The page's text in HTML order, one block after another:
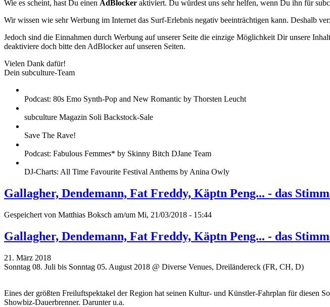
Wie es scheint, hast Du einen AdBlocker aktiviert. Du würdest uns sehr helfen, wenn Du ihn für
Wir wissen wie sehr Werbung im Internet das Surf-Erlebnis negativ beeinträchtigen kann. Deshalb
Jedoch sind die Einnahmen durch Werbung auf unserer Seite die einzige Möglichkeit Dir unsere
deaktiviere doch bitte den AdBlocker auf unseren Seiten.
Vielen Dank dafür!
Dein subculture-Team
Podcast: 80s Emo Synth-Pop and New Romantic by Thorsten Leucht
subculture Magazin Soli Backstock-Sale
Save The Rave!
Podcast: Fabulous Femmes* by Skinny Bitch DJane Team
DJ-Charts: All Time Favourite Festival Anthems by Anina Owly
Gallagher, Dendemann, Fat Freddy, Käptn Peng... - das
Gespeichert von Matthias Boksch am/um Mi, 21/03/2018 - 15:44
Gallagher, Dendemann, Fat Freddy, Käptn Peng... - das
21. März 2018
Sonntag 08. Juli bis Sonntag 05. August 2018 @ Diverse Venues, Dreiländereck (FR, CH, D)
Eines der größten Freiluftspektakel der Region hat seinen Kultur- und Künstler-Fahrplan für diesen
Showbiz-Dauerbrenner. Darunter u.a.